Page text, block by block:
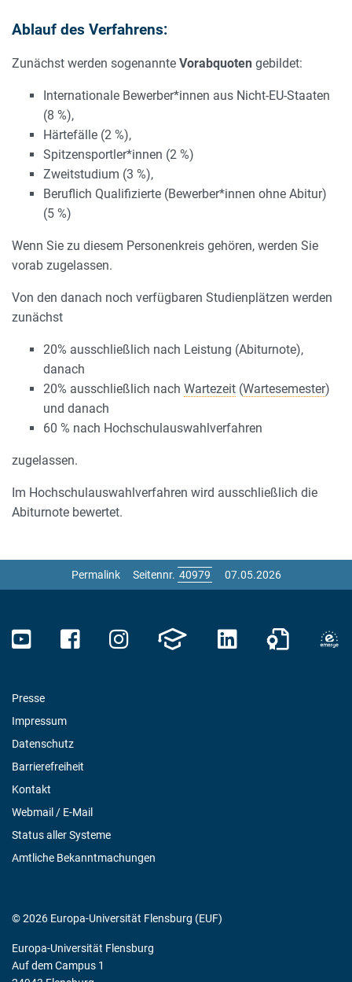
Ablauf des Verfahrens:
Zunächst werden sogenannte Vorabquoten gebildet:
Internationale Bewerber*innen aus Nicht-EU-Staaten
(8 %),
Härtefälle (2 %),
Spitzensportler*innen (2 %)
Zweitstudium (3 %),
Beruflich Qualifizierte (Bewerber*innen ohne Abitur)
(5 %)
Wenn Sie zu diesem Personenkreis gehören, werden Sie
vorab zugelassen.
Von den danach noch verfügbaren Studienplätzen werden
zunächst
20% ausschließlich nach Leistung (Abiturnote),
danach
20% ausschließlich nach Wartezeit (Wartesemester)
und danach
60 % nach Hochschulauswahlverfahren
zugelassen.
Im Hochschulauswahlverfahren wird ausschließlich die
Abiturnote bewertet.
Permalink Seitennr. 07.05.2026
Presse
Impressum
Datenschutz
Barrierefreiheit
Kontakt
Webmail / E-Mail
Status aller Systeme
Amtliche Bekanntmachungen
© 2026 Europa-Universität Flensburg (EUF)
Europa-Universität Flensburg
Auf dem Campus 1